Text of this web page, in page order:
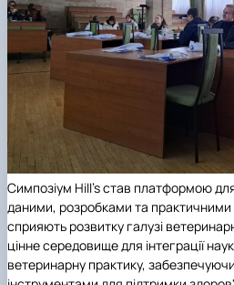
Симпозіум Hill’s став платформою
даними, розробками та практичними
сприяють розвитку галузі
цінне середовище для інтеграції
ветеринарну практику,